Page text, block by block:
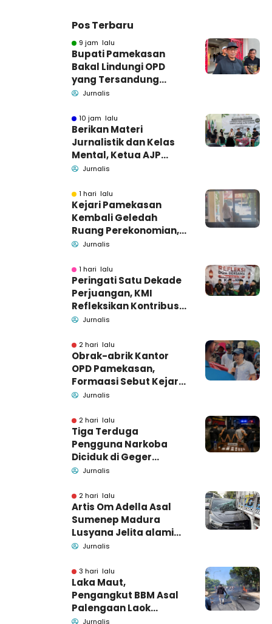
Pos Terbaru
9 jam lalu
Bupati Pamekasan
Bakal Lindungi OPD
yang Tersandung
Dugaan Korupsi
Jurnalis
10 jam lalu
Berikan Materi
Jurnalistik dan Kelas
Mental, Ketua AJP
Bakar Semangat LPM
Jurnalis
1 hari lalu
Kejari Pamekasan
Kembali Geledah
Ruang Perekonomian,
Pidsus: Tunggu Saja!
Jurnalis
1 hari lalu
Peringati Satu Dekade
Perjuangan, KMI
Refleksikan Kontribusi
untuk Masyarakat
Jurnalis
2 hari lalu
Obrak-abrik Kantor
OPD Pamekasan,
Formaasi Sebut Kejari
Pamekasan
Jurnalis
2 hari lalu
Tiga Terduga
Pengguna Narkoba
Diciduk di Geger
Bangkalan, Polisi Masih
Barang Bukti
Jurnalis
2 hari lalu
Artis Om Adella Asal
Sumenep Madura
Lusyana Jelita alami
kecelakaan di Wonogiri
Jurnalis
3 hari lalu
Laka Maut,
Pengangkut BBM Asal
Palengaan Laok
Pamekasan Meninggal
Jurnalis